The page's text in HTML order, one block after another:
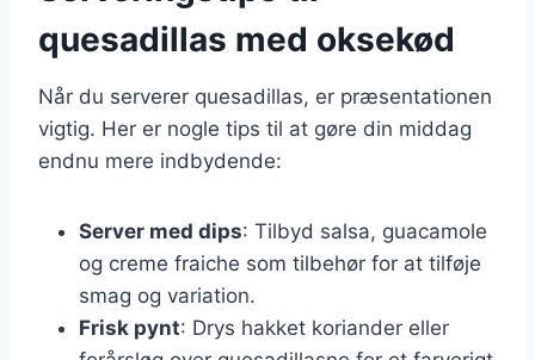
quesadillas med oksekød
Når du serverer quesadillas, er præsentationen
vigtig. Her er nogle tips til at gøre din middag
endnu mere indbydende:
Server med dips: Tilbyd salsa, guacamole
og creme fraiche som tilbehør for at tilføje
smag og variation.
Frisk pynt: Drys hakket koriander eller